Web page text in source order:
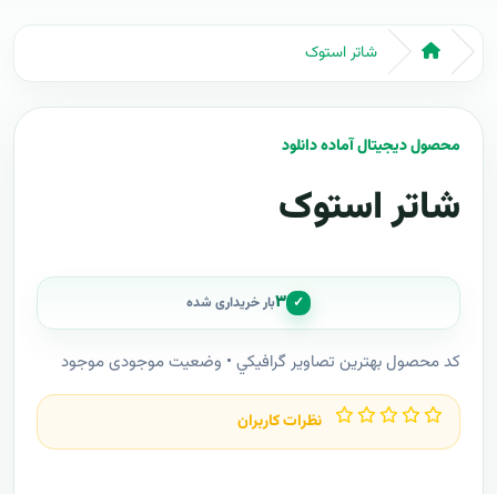
شاتر استوک
محصول دیجیتال آماده دانلود
شاتر استوک
✓ ۳بار خریداری شده
کد محصول بهترين تصاوير گرافيکي • وضعیت موجودی موجود
نظرات کاربران